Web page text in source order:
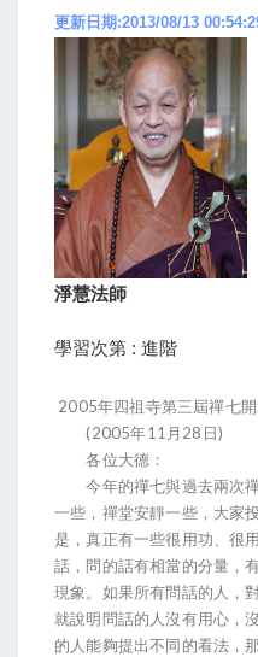
更新日期:2013/08/13
淨慧法師
學習次第 : 進階
2005年四祖寺第三屆禪七
(2005年11月28日)
各位大德：
今年的禪七與過去兩次禪
一些，禪堂安靜一些，大家
是，真正有一些很用功、很
話，問的話有相當的分量，
現象。如果所有問話的人，
就說明問話的人沒有用心，
的人能夠提出不同的看法，